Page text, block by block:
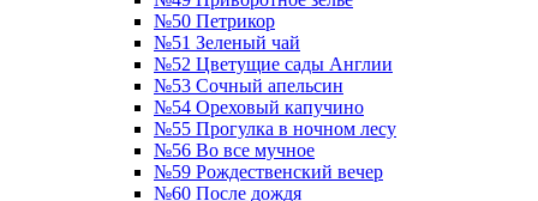
№50 Петрикор
№51 Зеленый чай
№52 Цветущие сады Англии
№53 Сочный апельсин
№54 Ореховый капучино
№55 Прогулка в ночном лесу
№56 Во все мучное
№59 Рождественский вечер
№60 После дождя